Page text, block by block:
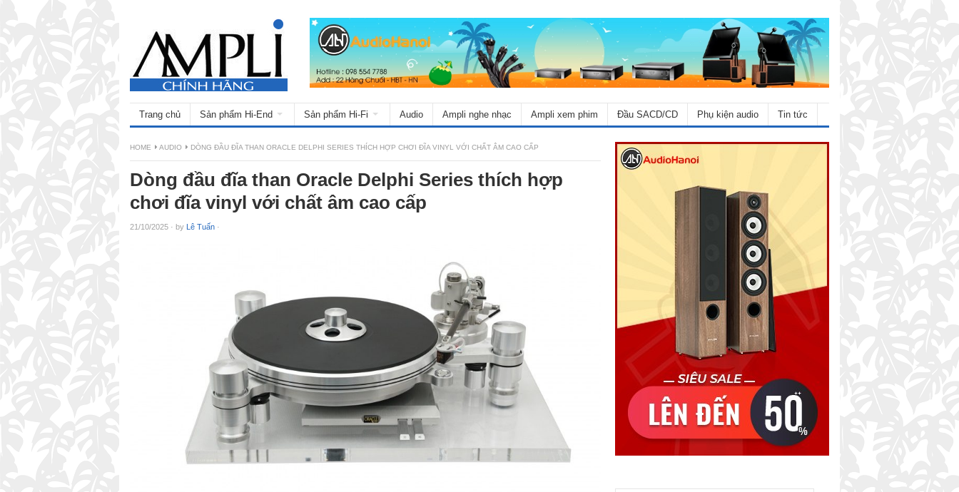
Trang chủ Sản phẩm Hi-End Sản phẩm Hi-Fi Audio Ampli nghe nhạc Ampli xem phim Đầu SACD/CD Phụ kiện audio Tin tức
HOME AUDIO DÒNG ĐẦU ĐĨA THAN ORACLE DELPHI SERIES THÍCH HỢP CHƠI ĐĨA VINYL VỚI CHẤT ÂM CAO CẤP
Dòng đầu đĩa than Oracle Delphi Series thích hợp
chơi đĩa vinyl với chất âm cao cấp
21/10/2025 · by Lê Tuấn ·